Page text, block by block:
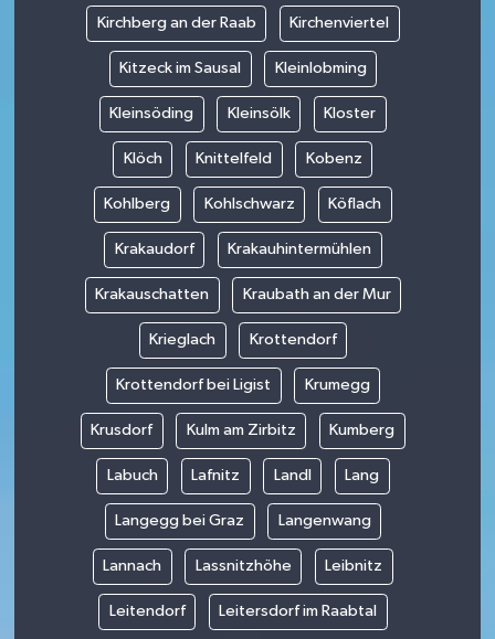
Kirchberg an der Raab Kirchenviertel
Kitzeck im Sausal Kleinlobming
Kleinsöding Kleinsölk Kloster
Klöch Knittelfeld Kobenz
Kohlberg Kohlschwarz Köflach
Krakaudorf Krakauhintermühlen
Krakauschatten Kraubath an der Mur
Krieglach Krottendorf
Krottendorf bei Ligist Krumegg
Krusdorf Kulm am Zirbitz Kumberg
Labuch Lafnitz Landl Lang
Langegg bei Graz Langenwang
Lannach Lassnitzhöhe Leibnitz
Leitendorf Leitersdorf im Raabtal